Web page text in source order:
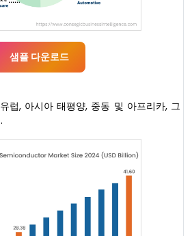
샘플 다운로드
럽, 아시아 태평양, 중동 및 아프리카, 그